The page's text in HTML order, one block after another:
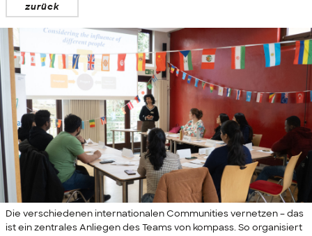
zurück
Die verschiedenen internationalen Communities vernetzen – das
ist ein zentrales Anliegen des Teams von kompass. So organisiert